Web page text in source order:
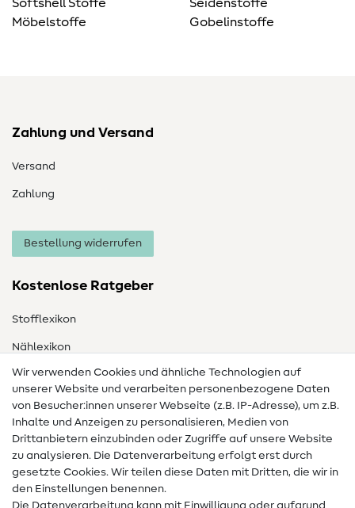
Softshell Stoffe
Möbelstoffe
Seidenstoffe
Gobelinstoffe
Zahlung und Versand
Versand
Zahlung
Bestellung widerrufen
Kostenlose Ratgeber
Stofflexikon
Nählexikon
Nähanleitungen
Hilfe & Kontakt
Kontakt
Infos zum Betreiberwechsel
Wir verwenden Cookies und ähnliche Technologien auf
unserer Website und verarbeiten personenbezogene Daten
von Besucher:innen unserer Webseite (z.B. IP-Adresse), um z.B.
Inhalte und Anzeigen zu personalisieren, Medien von
Drittanbietern einzubinden oder Zugriffe auf unsere Website
zu analysieren. Die Datenverarbeitung erfolgt erst durch
gesetzte Cookies. Wir teilen diese Daten mit Dritten, die wir in
den Einstellungen benennen.
Die Datenverarbeitung kann mit Einwilligung oder aufgrund